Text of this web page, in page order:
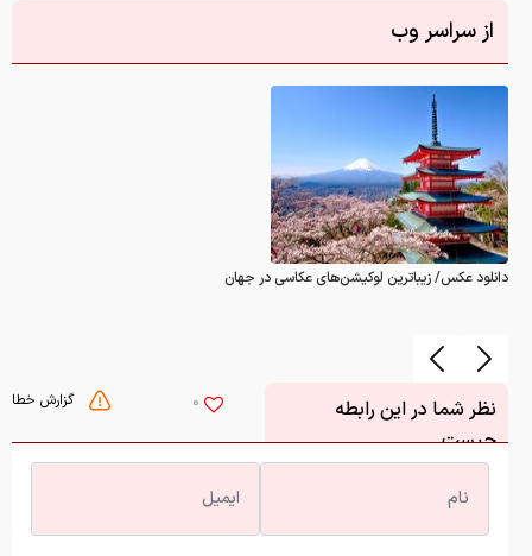
از سراسر وب
دانلود عکس/ زیباترین لوکیشن‌های عکاسی در جهان
گزارش خطا 0
نظر شما در این رابطه
چیست